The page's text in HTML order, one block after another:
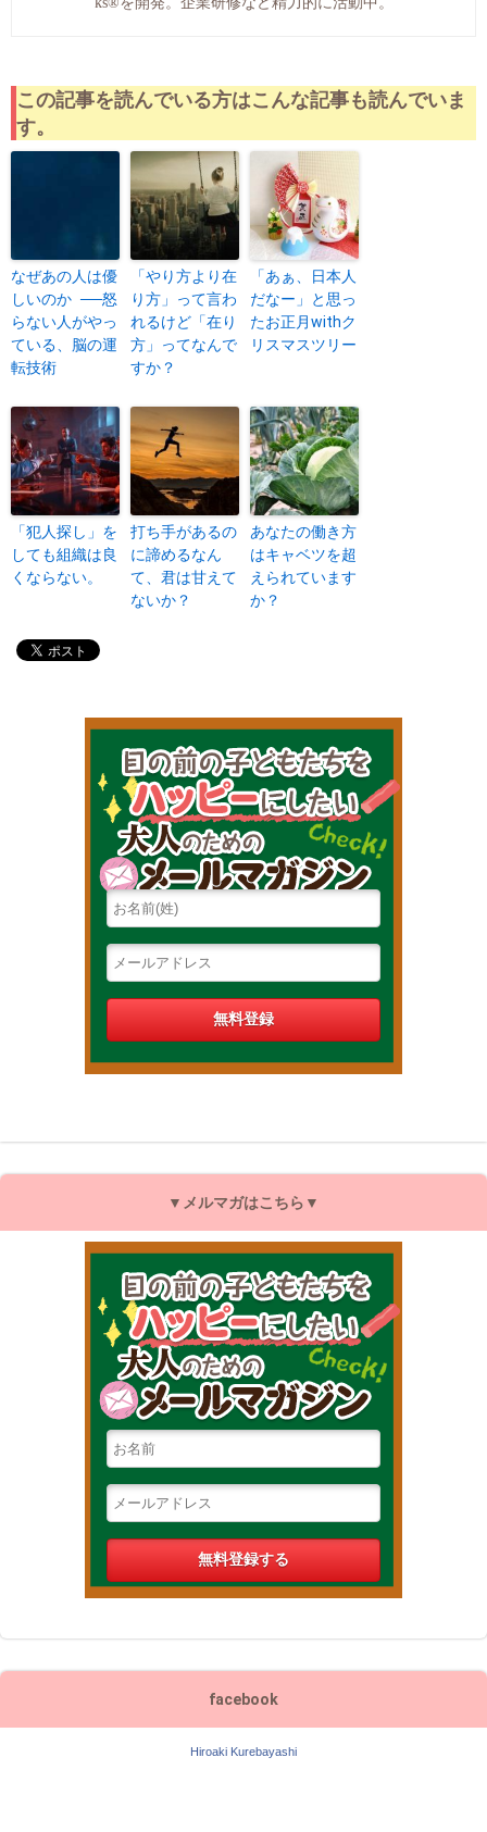
この記事を読んでいる方はこんな記事も読んでいま
す。
なぜあの人は優
しいのか ──怒
らない人がやっ
ている、脳の運
転技術
「やり方より在
り方」って言わ
れるけど「在り
方」ってなんで
すか？
「あぁ、日本人
だなー」と思っ
たお正月withク
リスマスツリー
「犯人探し」を
しても組織は良
くならない。
打ち手があるの
に諦めるなん
て、君は甘えて
ないか？
あなたの働き方
はキャベツを超
えられています
か？
▼メルマガはこちら▼
facebook
Hiroaki Kurebayashi